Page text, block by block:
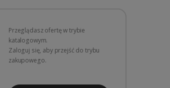
Przeglądasz ofertę w trybie
katalogowym.
Zaloguj się, aby przejść do trybu
zakupowego.